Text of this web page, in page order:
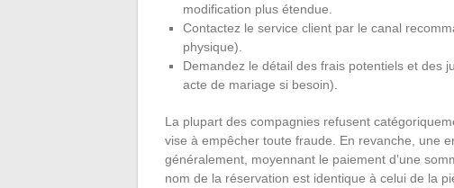
modification plus étendue.
Contactez le service client par le canal
physique).
Demandez le détail des frais potentiels et des
acte de mariage si besoin).
La plupart des compagnies refusent
vise à empêcher toute fraude. En revanche, une
généralement, moyennant le paiement d’une
nom de la réservation est identique à celui de la